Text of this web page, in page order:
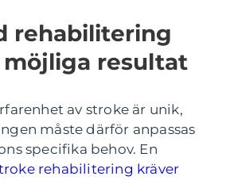
rehabilitering
resultat
av stroke är unik,
måste därför anpassas
specifika behov. En
rehabilitering kräver